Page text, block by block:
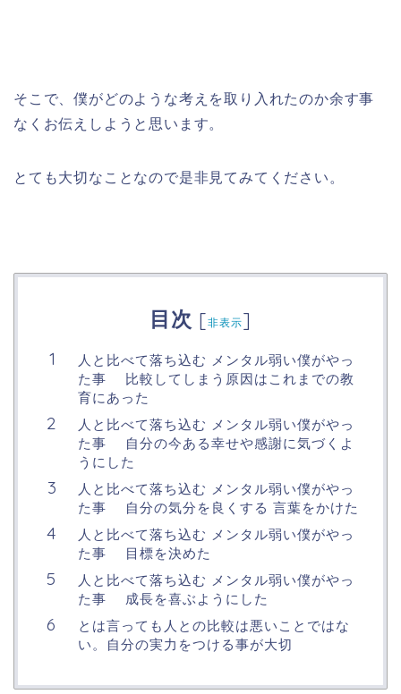
そこで、僕がどのような考えを取り入れたのか余す事
なくお伝えしようと思います。
とても大切なことなので是非見てみてください。
目次 [非表示]
人と比べて落ち込む メンタル弱い僕がやっ
た事 比較してしまう原因はこれまでの教
育にあった
人と比べて落ち込む メンタル弱い僕がやっ
た事 自分の今ある幸せや感謝に気づくよ
うにした
人と比べて落ち込む メンタル弱い僕がやっ
た事 自分の気分を良くする 言葉をかけた
人と比べて落ち込む メンタル弱い僕がやっ
た事 目標を決めた
人と比べて落ち込む メンタル弱い僕がやっ
た事 成長を喜ぶようにした
とは言っても人との比較は悪いことではな
い。自分の実力をつける事が大切